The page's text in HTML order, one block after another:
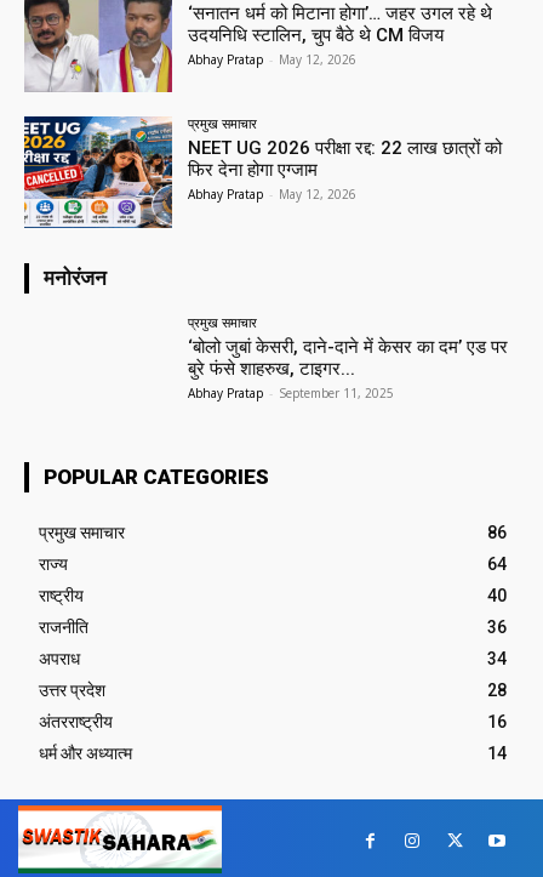
‘सनातन धर्म को मिटाना होगा’… जहर उगल रहे थे
उदयनिधि स्टालिन, चुप बैठे थे CM विजय
Abhay Pratap - May 12, 2026
प्रमुख समाचार‎
NEET UG 2026 परीक्षा रद्द: 22 लाख छात्रों को
फिर देना होगा एग्जाम
Abhay Pratap - May 12, 2026
मनोरंजन
प्रमुख समाचार‎
‘बोलो जुबां केसरी, दाने-दाने में केसर का दम’ एड पर
बुरे फंसे शाहरुख, टाइगर...
Abhay Pratap - September 11, 2025
POPULAR CATEGORIES
प्रमुख समाचार‎
86
राज्य
64
राष्ट्रीय
40
राजनीति
36
अपराध
34
उत्तर प्रदेश
28
अंतरराष्ट्रीय
16
धर्म और अध्यात्म
14